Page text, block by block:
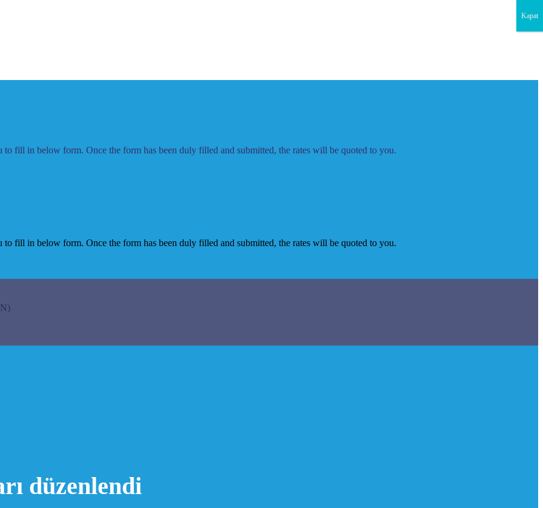
fill in below form. Once the form has been duly filled and submitted, the rates will be quoted to you.
fill in below form. Once the form has been duly filled and submitted, the rates will be quoted to you.
düzenlendi
Kapat